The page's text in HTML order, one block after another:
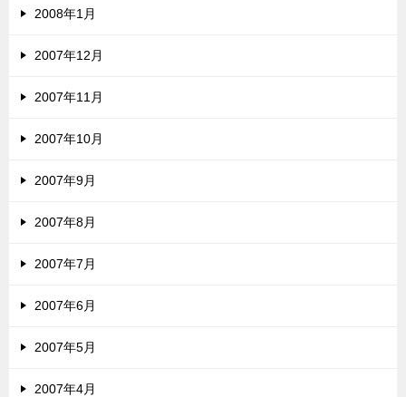
2008年1月
2007年12月
2007年11月
2007年10月
2007年9月
2007年8月
2007年7月
2007年6月
2007年5月
2007年4月